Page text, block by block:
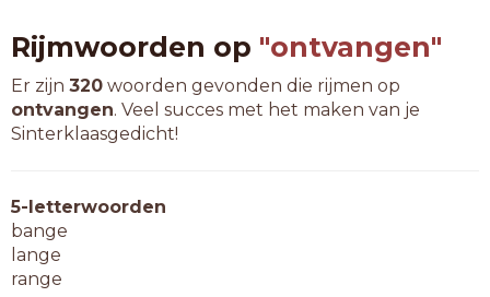
Rijmwoorden op "ontvangen"
Er zijn 320 woorden gevonden die rijmen op
ontvangen. Veel succes met het maken van je
Sinterklaasgedicht!
5-letterwoorden
bange
lange
range